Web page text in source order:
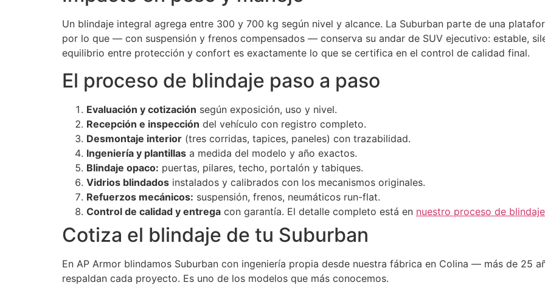
Un blindaje integral agrega entre 300 y 700 kg según nivel y alcance. La Suburban parte de una
por lo que — con suspensión y frenos compensados — conserva su andar de SUV ejecutivo: estable,
equilibrio entre protección y confort es exactamente lo que se certifica en el control de calidad final.
El proceso de blindaje paso a paso
Evaluación y cotización según exposición, uso y nivel.
Recepción e inspección del vehículo con registro completo.
Desmontaje interior (tres corridas, tapices, paneles) con trazabilidad.
Ingeniería y plantillas a medida del modelo y año exactos.
Blindaje opaco: puertas, pilares, techo, portalón y tabiques.
Vidrios blindados instalados y calibrados con los mecanismos originales.
Refuerzos mecánicos: suspensión, frenos, neumáticos run-flat.
Control de calidad y entrega con garantía. El detalle completo está en nuestro proceso de blindaje
Cotiza el blindaje de tu Suburban
En AP Armor blindamos Suburban con ingeniería propia desde nuestra fábrica en Colina — más de 25
respaldan cada proyecto. Es uno de los modelos que más conocemos.